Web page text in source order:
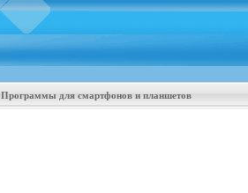
Программы для смартфонов и планшетов